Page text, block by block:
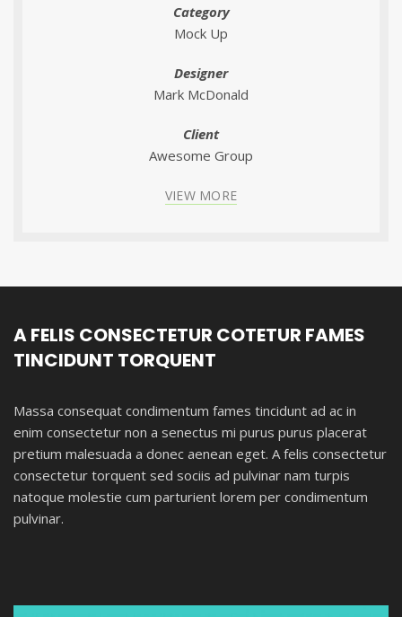
Category
Mock Up
Designer
Mark McDonald
Client
Awesome Group
VIEW MORE
A FELIS CONSECTETUR COTETUR FAMES
TINCIDUNT TORQUENT
Massa consequat condimentum fames tincidunt ad ac in
enim consectetur non a senectus mi purus purus placerat
pretium malesuada a donec aenean eget. A felis consectetur
consectetur torquent sed sociis ad pulvinar nam turpis
natoque molestie cum parturient lorem per condimentum
pulvinar.